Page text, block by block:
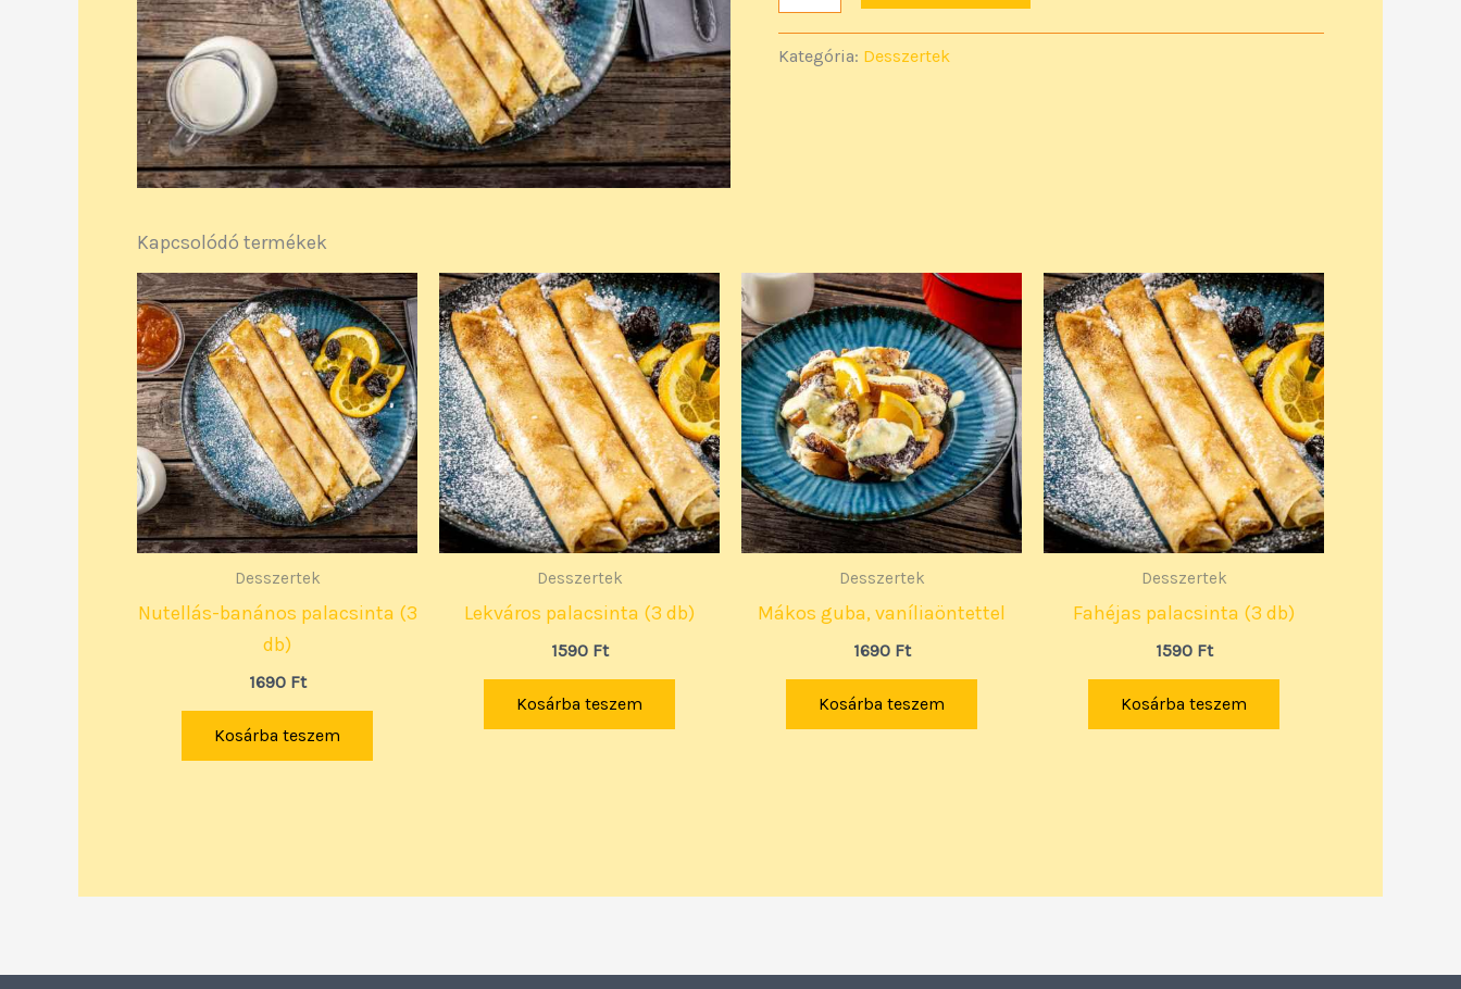
Kategória: Desszertek
Kapcsolódó termékek
Desszertek
Nutellás-banános palacsinta (3
db)
1690 Ft
Kosárba teszem
Desszertek
Lekváros palacsinta (3 db)
1590 Ft
Kosárba teszem
Desszertek
Mákos guba, vaníliaöntettel
1690 Ft
Kosárba teszem
Desszertek
Fahéjas palacsinta (3 db)
1590 Ft
Kosárba teszem